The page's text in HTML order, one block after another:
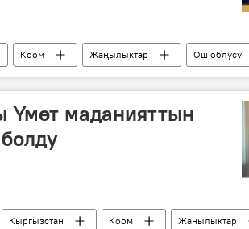
Коом Жаңылыктар
Ош облусу
датка
Үмөт маданияттын
Кыргызстан Коом
Жаңылыктар